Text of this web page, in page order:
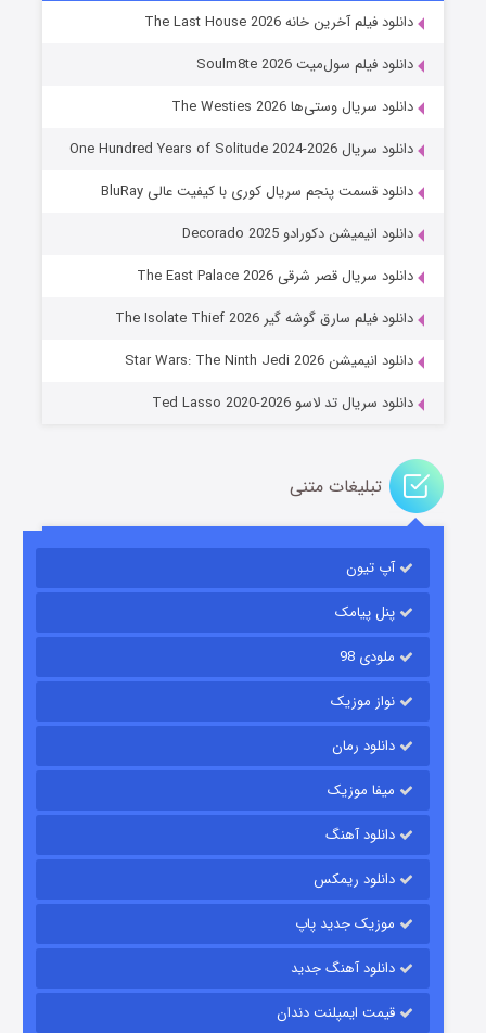
شوگر فصل ۲
خاندان اژدها فصل ۳
قسمت۶ (زیرنویس) منتشر شد
قسمت
دانلود فیلم آخرین خانه The Last House 2026
دانلود فیلم سول‌میت Soulm8te 2026
دانلود سریال وستی‌ها The Westies 2026
دانلود سریال One Hundred Years of Solitude 2024-2026
دانلود قسمت پنجم سریال کوری با کیفیت عالی BluRay
دانلود انیمیشن دکورادو Decorado 2025
دانلود سریال قصر شرقی The East Palace 2026
دانلود فیلم سارق گوشه گیر The Isolate Thief 2026
دانلود انیمیشن Star Wars: The Ninth Jedi 2026
دانلود سریال تد لاسو Ted Lasso 2020-2026
تبلیغات متنی
آپ تیون
پنل پیامک
ملودی 98
نواز موزیک
دانلود رمان
میفا موزیک
دانلود آهنگ
دانلود ریمکس
موزیک جدید پاپ
دانلود آهنگ جدید
قیمت ایمپلنت دندان